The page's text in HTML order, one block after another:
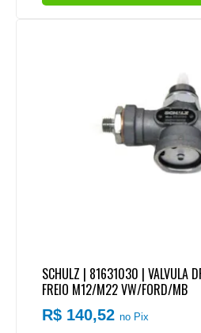
SCHULZ | 81631030 | VALVULA
FREIO M12/M22 VW/FORD/MB
R$ 140,52no Pix